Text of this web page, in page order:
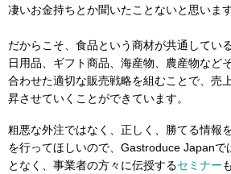
凄いお金持ちとか聞いたことないと思います
だからこそ、食品という商材が共通してい
日用品、ギフト商品、海産物、農産物など
合わせた適切な販売戦略を組むことで、売
昇させていくことができています。
粗悪な外注ではなく、正しく、勝てる情報
を行ってほしいので、Gastroduce Japanで
となく、事業者の方々に伝授するセミナー